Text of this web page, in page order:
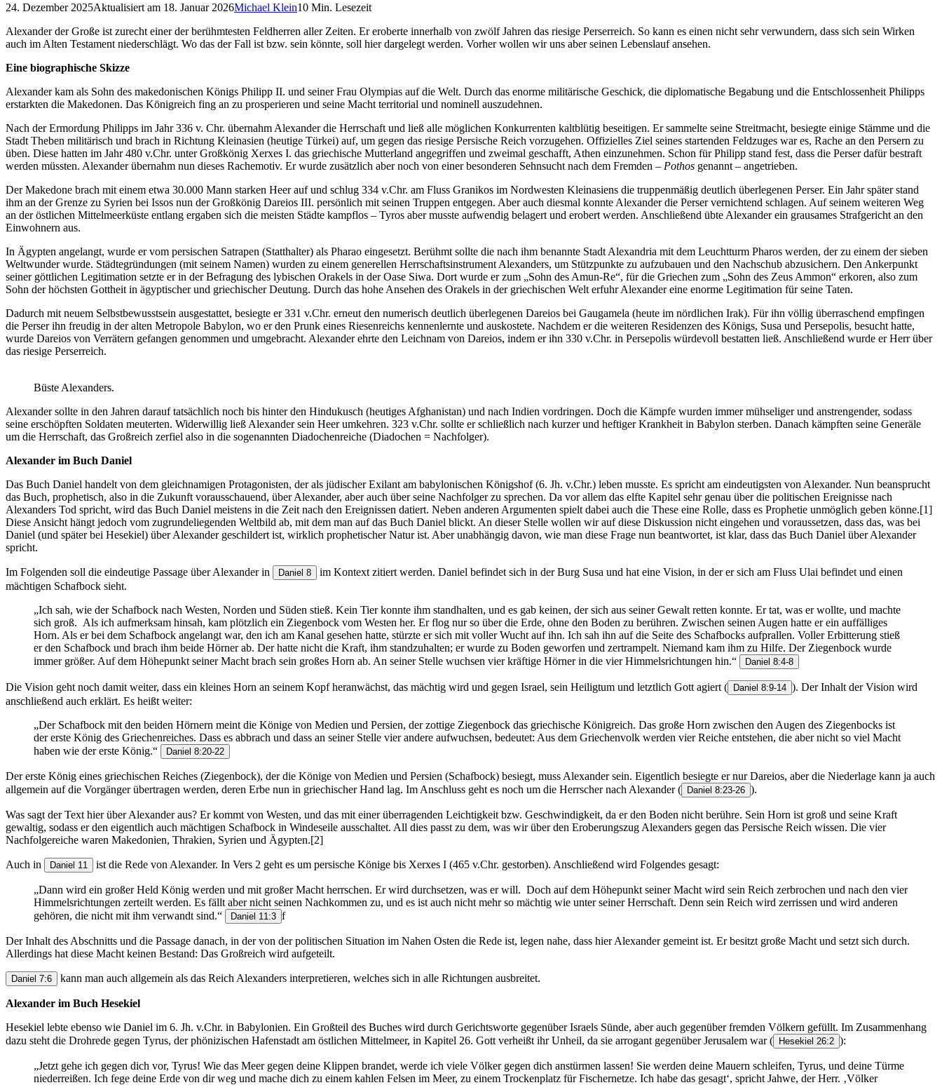
24. Dezember 2025Aktualisiert am 18. Januar 2026Michael Klein10 Min. Lesezeit
Alexander der Große ist zurecht einer der berühmtesten Feldherren aller Zeiten. Er eroberte innerhalb von zwölf Jahren das riesige Perserreich. So kann es einen nicht sehr verwundern, dass sich sein Wirken
auch im Alten Testament niederschlägt. Wo das der Fall ist bzw. sein könnte, soll hier dargelegt werden. Vorher wollen wir uns aber seinen Lebenslauf ansehen.
Eine biographische Skizze
Alexander kam als Sohn des makedonischen Königs Philipp II. und seiner Frau Olympias auf die Welt. Durch das enorme militärische Geschick, die diplomatische Begabung und die Entschlossenheit Philipps
erstarkten die Makedonen. Das Königreich fing an zu prosperieren und seine Macht territorial und nominell auszudehnen.
Nach der Ermordung Philipps im Jahr 336 v. Chr. übernahm Alexander die Herrschaft und ließ alle möglichen Konkurrenten kaltblütig beseitigen. Er sammelte seine Streitmacht, besiegte einige Stämme und die
Stadt Theben militärisch und brach in Richtung Kleinasien (heutige Türkei) auf, um gegen das riesige Persische Reich vorzugehen. Offizielles Ziel seines startenden Feldzuges war es, Rache an den Persern zu
üben. Diese hatten im Jahr 480 v.Chr. unter Großkönig Xerxes I. das griechische Mutterland angegriffen und zweimal geschafft, Athen einzunehmen. Schon für Philipp stand fest, dass die Perser dafür bestraft
werden müssten. Alexander übernahm nun dieses Rachemotiv. Er wurde zusätzlich aber noch von einer besonderen Sehnsucht nach dem Fremden – Pothos genannt – angetrieben.
Der Makedone brach mit einem etwa 30.000 Mann starken Heer auf und schlug 334 v.Chr. am Fluss Granikos im Nordwesten Kleinasiens die truppenmäßig deutlich überlegenen Perser. Ein Jahr später stand
ihm an der Grenze zu Syrien bei Issos nun der Großkönig Dareios III. persönlich mit seinen Truppen entgegen. Aber auch diesmal konnte Alexander die Perser vernichtend schlagen. Auf seinem weiteren Weg
an der östlichen Mittelmeerküste entlang ergaben sich die meisten Städte kampflos – Tyros aber musste aufwendig belagert und erobert werden. Anschließend übte Alexander ein grausames Strafgericht an den
Einwohnern aus.
In Ägypten angelangt, wurde er vom persischen Satrapen (Statthalter) als Pharao eingesetzt. Berühmt sollte die nach ihm benannte Stadt Alexandria mit dem Leuchtturm Pharos werden, der zu einem der sieben
Weltwunder wurde. Städtegründungen (mit seinem Namen) wurden zu einem generellen Herrschaftsinstrument Alexanders, um Stützpunkte zu aufzubauen und den Nachschub abzusichern. Den Ankerpunkt
seiner göttlichen Legitimation setzte er in der Befragung des lybischen Orakels in der Oase Siwa. Dort wurde er zum „Sohn des Amun-Re“, für die Griechen zum „Sohn des Zeus Ammon“ erkoren, also zum
Sohn der höchsten Gottheit in ägyptischer und griechischer Deutung. Durch das hohe Ansehen des Orakels in der griechischen Welt erfuhr Alexander eine enorme Legitimation für seine Taten.
Dadurch mit neuem Selbstbewusstsein ausgestattet, besiegte er 331 v.Chr. erneut den numerisch deutlich überlegenen Dareios bei Gaugamela (heute im nördlichen Irak). Für ihn völlig überraschend empfingen
die Perser ihn freudig in der alten Metropole Babylon, wo er den Prunk eines Riesenreichs kennenlernte und auskostete. Nachdem er die weiteren Residenzen des Königs, Susa und Persepolis, besucht hatte,
wurde Dareios von Verrätern gefangen genommen und umgebracht. Alexander ehrte den Leichnam von Dareios, indem er ihn 330 v.Chr. in Persepolis würdevoll bestatten ließ. Anschließend wurde er Herr über
das riesige Perserreich.
Büste Alexanders.
Alexander sollte in den Jahren darauf tatsächlich noch bis hinter den Hindukusch (heutiges Afghanistan) und nach Indien vordringen. Doch die Kämpfe wurden immer mühseliger und anstrengender, sodass
seine erschöpften Soldaten meuterten. Widerwillig ließ Alexander sein Heer umkehren. 323 v.Chr. sollte er schließlich nach kurzer und heftiger Krankheit in Babylon sterben. Danach kämpften seine Generäle
um die Herrschaft, das Großreich zerfiel also in die sogenannten Diadochenreiche (Diadochen = Nachfolger).
Alexander im Buch Daniel
Das Buch Daniel handelt von dem gleichnamigen Protagonisten, der als jüdischer Exilant am babylonischen Königshof (6. Jh. v.Chr.) leben musste. Es spricht am eindeutigsten von Alexander. Nun beansprucht
das Buch, prophetisch, also in die Zukunft vorausschauend, über Alexander, aber auch über seine Nachfolger zu sprechen. Da vor allem das elfte Kapitel sehr genau über die politischen Ereignisse nach
Alexanders Tod spricht, wird das Buch Daniel meistens in die Zeit nach den Ereignissen datiert. Neben anderen Argumenten spielt dabei auch die These eine Rolle, dass es Prophetie unmöglich geben könne.[1]
Diese Ansicht hängt jedoch vom zugrundeliegenden Weltbild ab, mit dem man auf das Buch Daniel blickt. An dieser Stelle wollen wir auf diese Diskussion nicht eingehen und voraussetzen, dass das, was bei
Daniel (und später bei Hesekiel) über Alexander geschildert ist, wirklich prophetischer Natur ist. Aber unabhängig davon, wie man diese Frage nun beantwortet, ist klar, dass das Buch Daniel über Alexander
spricht.
Im Folgenden soll die eindeutige Passage über Alexander in Daniel 8
im Kontext zitiert werden. Daniel befindet sich in der Burg Susa und hat eine Vision, in der er sich am Fluss Ulai befindet und einen
mächtigen Schafbock sieht.
„Ich sah, wie der Schafbock nach Westen, Norden und Süden stieß. Kein Tier konnte ihm standhalten, und es gab keinen, der sich aus seiner Gewalt retten konnte. Er tat, was er wollte, und machte
sich groß. Als ich aufmerksam hinsah, kam plötzlich ein Ziegenbock vom Westen her. Er flog nur so über die Erde, ohne den Boden zu berühren. Zwischen seinen Augen hatte er ein auffälliges
Horn. Als er bei dem Schafbock angelangt war, den ich am Kanal gesehen hatte, stürzte er sich mit voller Wucht auf ihn. Ich sah ihn auf die Seite des Schafbocks aufprallen. Voller Erbitterung stieß
er den Schafbock und brach ihm beide Hörner ab. Der hatte nicht die Kraft, ihm standzuhalten; er wurde zu Boden geworfen und zertrampelt. Niemand kam ihm zu Hilfe. Der Ziegenbock wurde
immer größer. Auf dem Höhepunkt seiner Macht brach sein großes Horn ab. An seiner Stelle wuchsen vier kräftige Hörner in die vier Himmelsrichtungen hin.“
Daniel 8:4-8
Die Vision geht noch damit weiter, dass ein kleines Horn an seinem Kopf heranwächst, das mächtig wird und gegen Israel, sein Heiligtum und letztlich Gott agiert ( Daniel 8:9-14 ). Der Inhalt der Vision wird
anschließend auch erklärt. Es heißt weiter:
„Der Schafbock mit den beiden Hörnern meint die Könige von Medien und Persien, der zottige Ziegenbock das griechische Königreich. Das große Horn zwischen den Augen des Ziegenbocks ist
der erste König des Griechenreiches. Dass es abbrach und dass an seiner Stelle vier andere aufwuchsen, bedeutet: Aus dem Griechenvolk werden vier Reiche entstehen, die aber nicht so viel Macht
haben wie der erste König.“
Daniel 8:20-22
Der erste König eines griechischen Reiches (Ziegenbock), der die Könige von Medien und Persien (Schafbock) besiegt, muss Alexander sein. Eigentlich besiegte er nur Dareios, aber die Niederlage kann ja auch
allgemein auf die Vorgänger übertragen werden, deren Erbe nun in griechischer Hand lag. Im Anschluss geht es noch um die Herrscher nach Alexander( Daniel 8:23-26 ).
Was sagt der Text hier über Alexander aus? Er kommt von Westen, und das mit einer überragenden Leichtigkeit bzw. Geschwindigkeit, da er den Boden nicht berühre. Sein Horn ist groß und seine Kraft
gewaltig, sodass er den eigentlich auch mächtigen Schafbock in Windeseile ausschaltet. All dies passt zu dem, was wir über den Eroberungszug Alexanders gegen das Persische Reich wissen. Die vier
Nachfolgereiche waren Makedonien, Thrakien, Syrien und Ägypten.[2]
Auch in Daniel 11 ist die Rede von Alexander. In Vers 2 geht es um persische Könige bis Xerxes I (465 v.Chr. gestorben). Anschließend wird Folgendes gesagt:
„Dann wird ein großer Held König werden und mit großer Macht herrschen. Er wird durchsetzen, was er will. Doch auf dem Höhepunkt seiner Macht wird sein Reich zerbrochen und nach den vier
Himmelsrichtungen zerteilt werden. Es fällt aber nicht seinen Nachkommen zu, und es ist auch nicht mehr so mächtig wie unter seiner Herrschaft. Denn sein Reich wird zerrissen und wird anderen
gehören, die nicht mit ihm verwandt sind.“
Daniel 11:3 f
Der Inhalt des Abschnitts und die Passage danach, in der von der politischen Situation im Nahen Osten die Rede ist, legen nahe, dass hier Alexander gemeint ist. Er besitzt große Macht und setzt sich durch.
Allerdings hat diese Macht keinen Bestand: Das Großreich wird aufgeteilt.
Daniel 7:6 kann man auch allgemein als das Reich Alexanders interpretieren, welches sich in alle Richtungen ausbreitet.
Alexander im Buch Hesekiel
Hesekiel lebte ebenso wie Daniel im 6. Jh. v.Chr. in Babylonien. Ein Großteil des Buches wird durch Gerichtsworte gegenüber Israels Sünde, aber auch gegenüber fremden Völkern gefüllt. Im Zusammenhang
dazu steht die Drohrede gegen Tyrus, der phönizischen Hafenstadt am östlichen Mittelmeer, in Kapitel 26. Gott verheißt ihr Unheil, da sie arrogant gegenüber Jerusalem war( Hesekiel 26:2 ):
„Jetzt gehe ich gegen dich vor, Tyrus! Wie das Meer gegen deine Klippen brandet, werde ich viele Völker gegen dich anstürmen lassen! Sie werden deine Mauern schleifen, Tyrus, und deine Türme
niederreißen. Ich fege deine Erde von dir weg und mache dich zu einem kahlen Felsen im Meer, zu einem Trockenplatz für Fischernetze. Ich habe das gesagt‘, spricht Jahwe, der Herr. ‚Völker